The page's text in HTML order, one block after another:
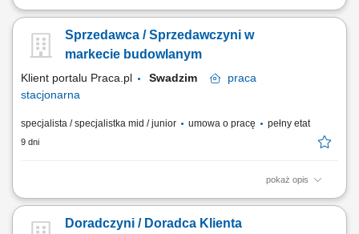
Praca dla osób z doświadczeniem lub bez.
Sprzedawca / Sprzedawczyni w
markecie budowlanym
Klient portalu Praca.pl Swadzim
praca
stacjonarna
specjalista / specjalistka mid / junior umowa o pracę pełny etat
9 dni
pokaż opis
Codzienny kontakt z klientami i wsparcie ich w podejmowaniu decyzji
proponowanie najlepszych rozwiązań. Obsługa zamówień i
Doradczyni / Doradca Klienta